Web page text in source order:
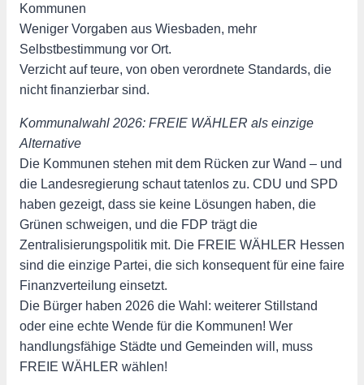
Kommunen
Weniger Vorgaben aus Wiesbaden, mehr
Selbstbestimmung vor Ort.
Verzicht auf teure, von oben verordnete Standards, die
nicht finanzierbar sind.
Kommunalwahl 2026: FREIE WÄHLER als einzige
Alternative
Die Kommunen stehen mit dem Rücken zur Wand – und
die Landesregierung schaut tatenlos zu. CDU und SPD
haben gezeigt, dass sie keine Lösungen haben, die
Grünen schweigen, und die FDP trägt die
Zentralisierungspolitik mit. Die FREIE WÄHLER Hessen
sind die einzige Partei, die sich konsequent für eine faire
Finanzverteilung einsetzt.
Die Bürger haben 2026 die Wahl: weiterer Stillstand
oder eine echte Wende für die Kommunen! Wer
handlungsfähige Städte und Gemeinden will, muss
FREIE WÄHLER wählen!